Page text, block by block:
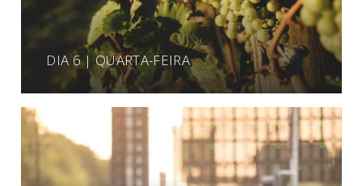
DIA 6 | QUARTA-FEIRA